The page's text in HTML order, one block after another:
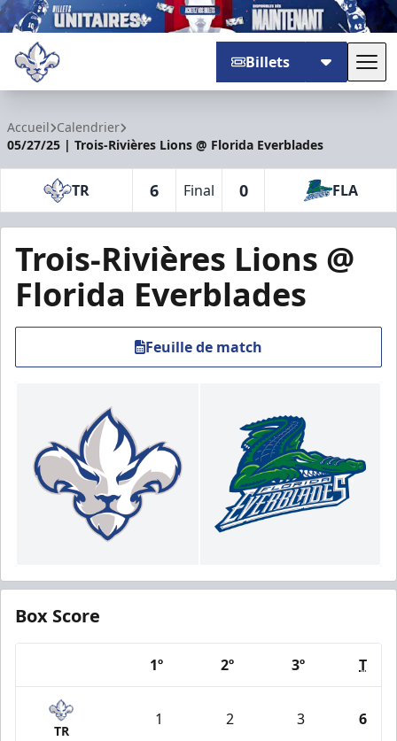
Billets
Accueil Calendrier
05/27/25 | Trois-Rivières Lions @ Florida Everblades
TR 6 Final 0 FLA
Trois-Rivières Lions @
Florida Everblades
Feuille de match
Box Score
1º 2º 3º T
TR
1 2 3 6